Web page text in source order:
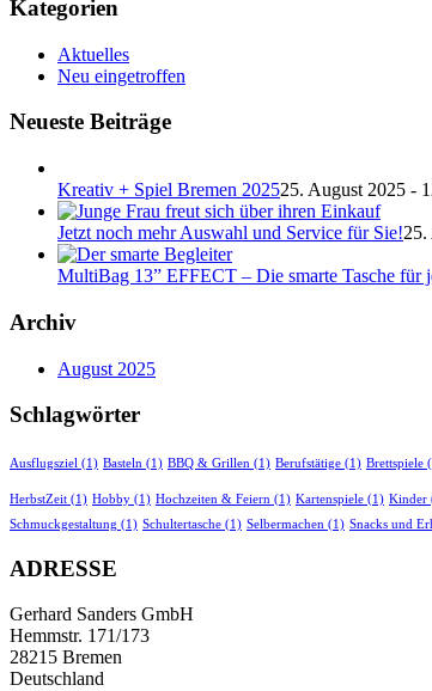
Kategorien
Aktuelles
Neu eingetroffen
Neueste Beiträge
Kreativ + Spiel Bremen 202525. August 2025 -
Jetzt noch mehr Auswahl und Service für Sie!25.
MultiBag 13” EFFECT – Die smarte Tasche für
Archiv
August 2025
Schlagwörter
Ausflugsziel (1) Basteln (1) BBQ & Grillen (1) Berufstätige (1) Brettspiele
HerbstZeit (1) Hobby (1) Hochzeiten & Feiern (1) Kartenspiele (1) Kinder
Schmuckgestaltung (1) Schultertasche (1) Selbermachen (1) Snacks und
ADRESSE
Gerhard Sanders GmbH
Hemmstr. 171/173
28215 Bremen
Deutschland